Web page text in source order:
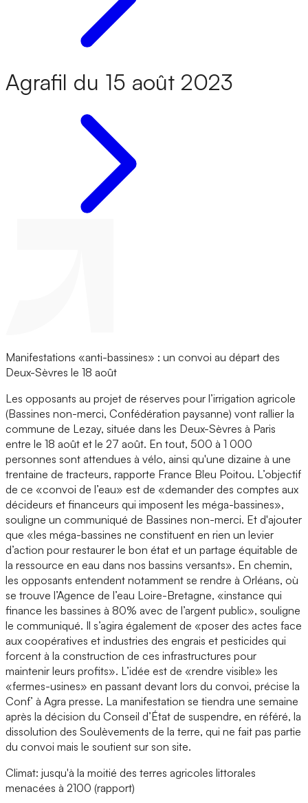
Agrafil du 15 août 2023
Manifestations «anti-bassines» : un convoi au départ des
Deux-Sèvres le 18 août
Les opposants au projet de réserves pour l’irrigation agricole
(Bassines non-merci, Confédération paysanne) vont rallier la
commune de Lezay, située dans les Deux-Sèvres à Paris
entre le 18 août et le 27 août. En tout, 500 à 1 000
personnes sont attendues à vélo, ainsi qu'une dizaine à une
trentaine de tracteurs, rapporte France Bleu Poitou. L’objectif
de ce «convoi de l’eau» est de «demander des comptes aux
décideurs et financeurs qui imposent les méga-bassines»,
souligne un communiqué de Bassines non-merci. Et d'ajouter
que «les méga-bassines ne constituent en rien un levier
d’action pour restaurer le bon état et un partage équitable de
la ressource en eau dans nos bassins versants». En chemin,
les opposants entendent notamment se rendre à Orléans, où
se trouve l’Agence de l’eau Loire-Bretagne, «instance qui
finance les bassines à 80% avec de l’argent public», souligne
le communiqué. Il s’agira également de «poser des actes face
aux coopératives et industries des engrais et pesticides qui
forcent à la construction de ces infrastructures pour
maintenir leurs profits». L’idée est de «rendre visible» les
«fermes-usines» en passant devant lors du convoi, précise la
Conf’ à Agra presse. La manifestation se tiendra une semaine
après la décision du Conseil d’État de suspendre, en référé, la
dissolution des Soulèvements de la terre, qui ne fait pas partie
du convoi mais le soutient sur son site.
Climat: jusqu'à la moitié des terres agricoles littorales
menacées à 2100 (rapport)